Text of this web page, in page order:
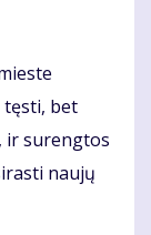
tęsti, bet
ir surengtos
naujų